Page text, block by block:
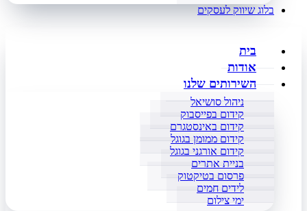
בלוג שיווק לעסקים
בית
אודות
השירותים שלנו
ניהול סושיאל
קידום בפייסבוק
קידום באינסטגרם
קידום ממומן בגוגל
קידום אורגני בגוגל
בניית אתרים
פרסום בטיקטוק
לידים חמים
ימי צילום